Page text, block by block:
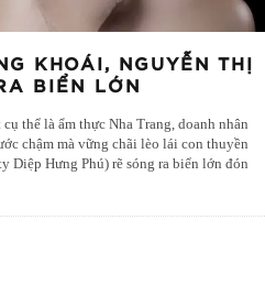
KHOÁI, NGUYỄN THỊ
BIỂN LỚN
thể là ẩm thực Nha Trang, doanh nhân
chậm mà vững chãi lèo lái con thuyền
Diệp Hưng Phú) rẽ sóng ra biển lớn đón